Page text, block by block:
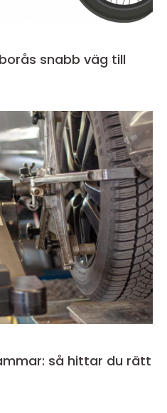
väg till
så hittar du rätt